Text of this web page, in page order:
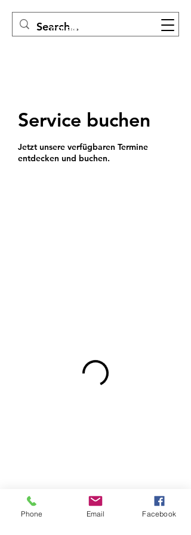
COIFFEUR EVELINE
Service buchen
Jetzt unsere verfügbaren Termine
entdecken und buchen.
Phone Email Facebook